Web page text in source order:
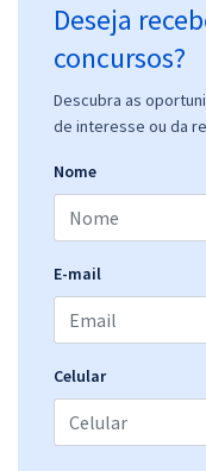
Deseja
concursos?
Descubra as
de interesse ou da
Nome
E-mail
Celular